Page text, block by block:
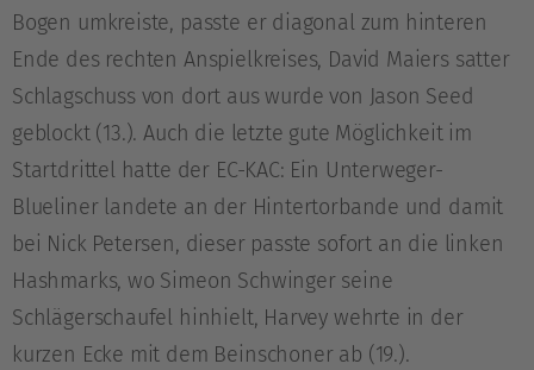
Bogen umkreiste, passte er diagonal zum hinteren
Ende des rechten Anspielkreises, David Maiers satter
Schlagschuss von dort aus wurde von Jason Seed
geblockt (13.). Auch die letzte gute Möglichkeit im
Startdrittel hatte der EC-KAC: Ein Unterweger-
Blueliner landete an der Hintertorbande und damit
bei Nick Petersen, dieser passte sofort an die linken
Hashmarks, wo Simeon Schwinger seine
Schlägerschaufel hinhielt, Harvey wehrte in der
kurzen Ecke mit dem Beinschoner ab (19.).